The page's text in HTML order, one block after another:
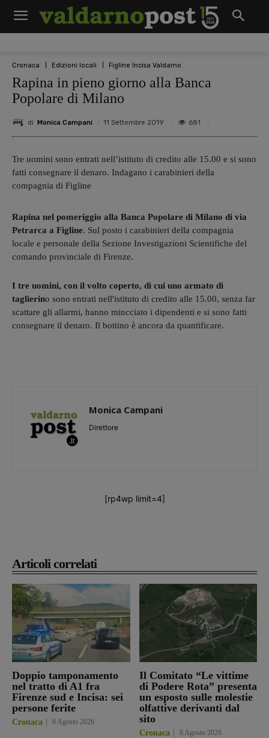
Cronaca Edizioni locali Figline Incisa Valdarno
Rapina in pieno giorno alla Banca
Popolare di Milano
di Monica Campani 11 Settembre 2019 681
Articoli correlati
Doppio tamponamento
nel tratto di A1 fra
Firenze sud e Incisa: sei
persone ferite
Cronaca 6 Agosto 2026
Il Comitato “Le vittime
di Podere Rota” presenta
un esposto sulle molestie
olfattive derivanti dal
sito
Cronaca 6 Agosto 2026
Tre uomini sono entrati nell’istituto di credito alle 15.00 e si sono
fatti consegnare il denaro. Indagano i carabinieri della
compagnia di Figline
Rapina nel pomeriggio alla Banca Popolare di Milano di via
Petrarca a Figline. Sul posto i carabinieri della compagnia
locale e personale della Sezione Investigazioni Scientifiche del
comando provinciale di Firenze.
I tre uomini, con il volto coperto, di cui uno armato di
taglierino sono entrati nell'istituto di credito alle 15.00, senza far
scattare gli allarmi, hanno mincciato i dipendenti e si sono fatti
consegnare il denaro. Il bottino è ancora da quantificare.
Monica Campani
Direttore
[rp4wp limit=4]